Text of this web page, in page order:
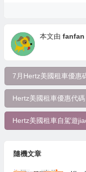
本文由 fanfan
7月Hertz美國租車優惠
Hertz美國租車優惠代碼
Hertz美國租車自駕遊
隨機文章